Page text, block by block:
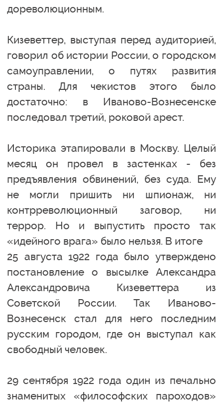
дореволюционным.
Кизеветтер, выступая перед аудиторией,
говорил об истории России, о городском
самоуправлении, о путях развития
страны. Для чекистов этого было
достаточно: в Иваново-Вознесенске
последовал третий, роковой арест.
Историка этапировали в Москву. Целый
месяц он провел в застенках - без
предъявления обвинений, без суда. Ему
не могли пришить ни шпионаж, ни
контрреволюционный заговор, ни
террор. Но и выпустить просто так
«идейного врага» было нельзя. В итоге
25 августа 1922 года было утверждено
постановление о высылке Александра
Александровича Кизеветтера из
Советской России. Так Иваново-
Вознесенск стал для него последним
русским городом, где он выступал как
свободный человек.
29 сентября 1922 года один из печально
знаменитых «философских пароходов»